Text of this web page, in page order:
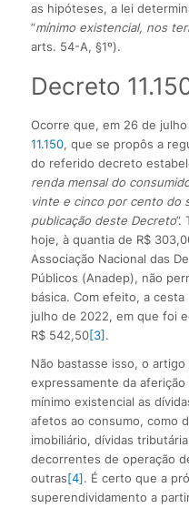
as hipóteses, a lei
“mínimo existencial, nos
arts. 54-A, §1º).
Decreto
Ocorre que, em 26 de
11.150, que se propôs a
do referido decreto
renda mensal do
vinte e cinco por cento do
publicação deste Decreto”.
hoje, à quantia de R$
Associação Nacional das
Públicos (Anadep), não
básica. Com efeito, a
julho de 2022, em que foi
R$ 542,50[3] .
Não bastasse isso, o artigo
expressamente da
mínimo existencial as
afetos ao consumo, como
imobiliário, dívidas
decorrentes de operação
outras[4]. É certo que a
superendividamento a